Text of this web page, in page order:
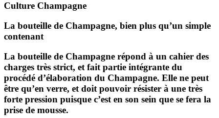
Culture Champagne
La bouteille de Champagne, bien plus qu’un simple
contenant
La bouteille de Champagne répond à un cahier des
charges très strict, et fait partie intégrante du
procédé d’élaboration du Champagne. Elle ne peut
être qu’en verre, et doit pouvoir résister à une très
forte pression puisque c’est en son sein que se fera la
prise de mousse.